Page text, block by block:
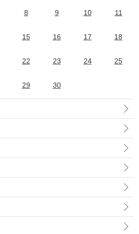
8 9 10 11
15 16 17 18
22 23 24 25
29 30